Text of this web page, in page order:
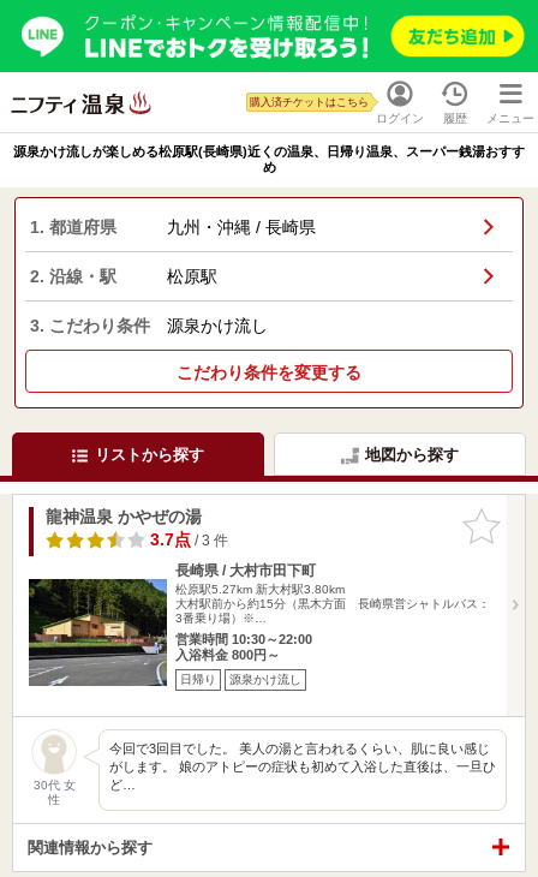
ログイン
購入済チケットはこちら
履歴 メニュー
源泉かけ流しが楽しめる松原駅(長崎県)近くの温泉、日帰り温泉、スーパー銭湯おすす
め
1. 都道府県 九州・沖縄 / 長崎県
2. 沿線・駅 松原駅
3. こだわり条件 源泉かけ流し
こだわり条件を変更する
リストから探す 地図から探す
お気に入
りに追加
龍神温泉 かやぜの湯
3.7点/ 3 件
長崎県 / 大村市田下町
松原駅5.27km 新大村駅3.80km
大村駅前から約15分（黒木方面 長崎県営シャトルバス：
3番乗り場）※…
営業時間 10:30～22:00
入浴料金 800円～
日帰り 源泉かけ流し
30代 女
性
今回で3回目でした。 美人の湯と言われるくらい、肌に良い感じ
がします。 娘のアトピーの症状も初めて入浴した直後は、一旦ひ
ど…
関連情報から探す